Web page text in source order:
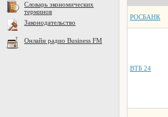
Словарь экономических
терминов
Законодательство
Онлайн радио Business FM
РОСБАНК
ВТБ 24